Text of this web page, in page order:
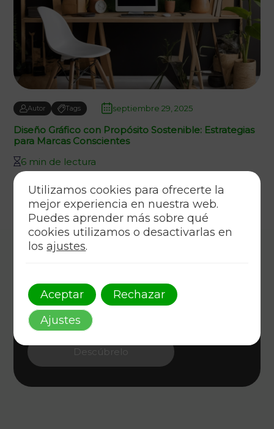
Autor Tags septiembre 29, 2025
Diseño Gráfico con Propósito Sostenible: Estrategias
para Marcas Conscientes
6 min de lectura
Arte y Diseño Único
Como AAFF, transformamos ideas en arte
visual. Conecta con tu audiencia a través de un
diseño gráfico innovador que encarna estilo y
estrategia.
Descúbrelo
Utilizamos cookies para ofrecerte la
mejor experiencia en nuestra web.
Puedes aprender más sobre qué
cookies utilizamos o desactivarlas en
losajustes.
Aceptar
Rechazar
Ajustes